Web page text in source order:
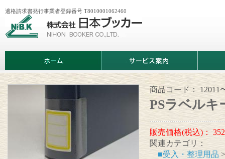
会
日
ッ
カ
適格請求書発行事業者登録番号 T8010001062460
ム
ビ
案
情
商品コード： 12011
PSラベルキ
販売価格(税込)：
関連カテゴリ：
■受入・整理用品